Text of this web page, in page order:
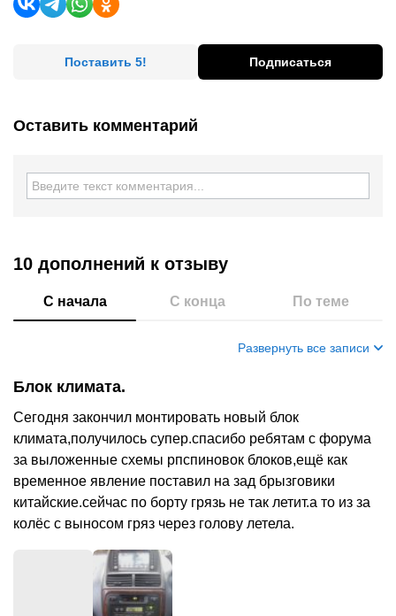
Поставить 5! Подписаться
Оставить комментарий
10 дополнений к отзыву
С начала С конца По теме
Развернуть все записи
Блок климата.
Сегодня закончил монтировать новый блок
климата,получилось супер.спасибо ребятам с форума
за выложенные схемы рпспиновок блоков,ещё как
временное явление поставил на зад брызговики
китайские.сейчас по борту грязь не так летит.а то из за
колёс с выносом гряз через голову летела.